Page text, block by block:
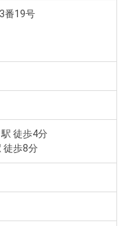
番19号
駅 徒歩4分
徒歩8分